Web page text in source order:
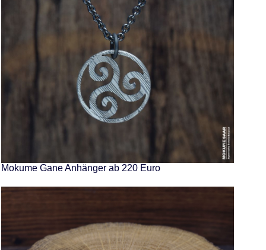
Mokume Gane Anhänger ab 220 Euro